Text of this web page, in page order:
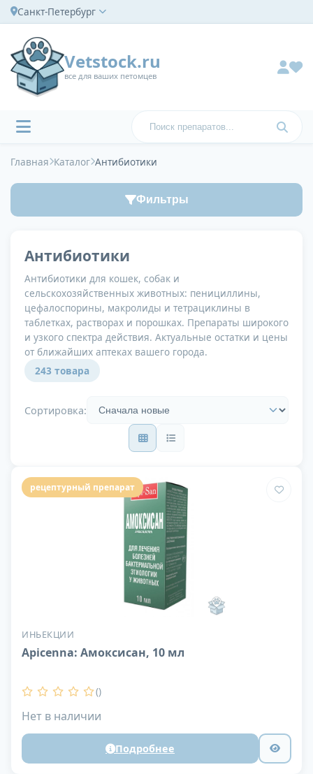
Санкт-Петербург
Vetstock.ru
все для ваших петомцев
Главная Каталог Антибиотики
Фильтры
Антибиотики
Антибиотики для кошек, собак и
сельскохозяйственных животных: пенициллины,
цефалоспорины, макролиды и тетрациклины в
таблетках, растворах и порошках. Препараты широкого
и узкого спектра действия. Актуальные остатки и цены
от ближайших аптеках вашего города.
243 товара
Сортировка:
рецептурный препарат
ИНЬЕКЦИИ
Apicenna: Амоксисан, 10 мл
()
Нет в наличии
Подробнее